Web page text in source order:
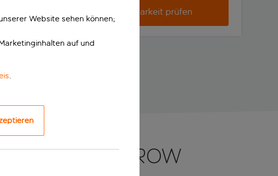
Verfügbarkeit prüfen
der Front Row
Website sehen können;
auf und
.